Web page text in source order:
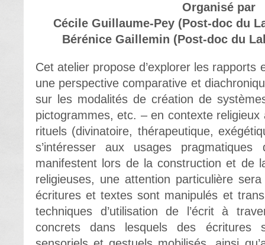
Organisé par
Cécile Guillaume-Pey (Post-doc du
Bérénice Gaillemin (Post-doc du
Cet atelier propose d’explorer les rapports
une perspective comparative et
sur les modalités de création de
pictogrammes, etc. – en contexte
rituels (divinatoire, thérapeutique,
s’intéresser aux usages pragmatiques
manifestent lors de la construction et de
religieuses, une attention particulière
écritures et textes sont manipulés et
techniques d’utilisation de l’écrit à
concrets dans lesquels des écritures